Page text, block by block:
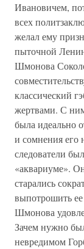
Ивановичем,
всех
желал ему
пыточной
Шмонова
классический
жертвами. С
была идеально
и сомнения
следователи
«аквариуме».
старались
выпотрошить ее
Шмонова
Зачем нужно
невредимом